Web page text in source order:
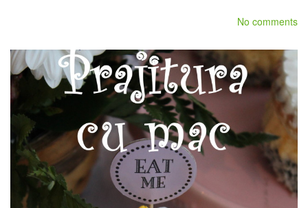
No comments